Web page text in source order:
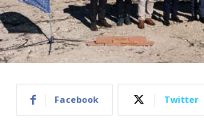
Facebook Twitter